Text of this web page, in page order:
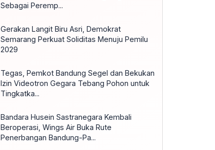
Sebagai Peremp...
Gerakan Langit Biru Asri, Demokrat
Semarang Perkuat Soliditas Menuju Pemilu
2029
Tegas, Pemkot Bandung Segel dan Bekukan
Izin Videotron Gegara Tebang Pohon untuk
Tingkatka...
Bandara Husein Sastranegara Kembali
Beroperasi, Wings Air Buka Rute
Penerbangan Bandung-Pa...